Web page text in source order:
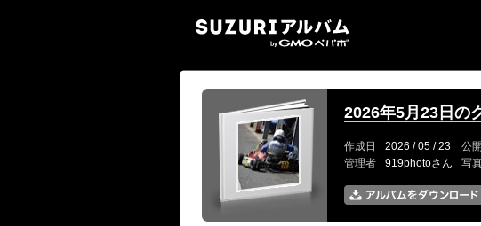
2026年5月23日の
作成日 2026 / 05 / 23 公
管理者
919photoさん 写